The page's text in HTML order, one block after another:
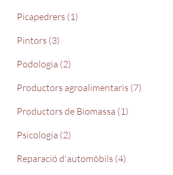
Picapedrers (1)
Pintors (3)
Podologia (2)
Productors agroalimentaris (7)
Productors de Biomassa (1)
Psicologia (2)
Reparació d'automòbils (4)